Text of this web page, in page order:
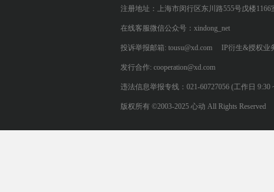
注册地址：上海市闵行区东川路555号戊楼1166
在线客服微信公众号：xindong_net
投诉举报邮箱: tousu@xd.com IP衍生&授权业
发行合作: cooperation@xd.com
违法信息举报专线：021-60727056 (工作日 9:30
版权所有 ©2003-2025 心动 All Rights Reserved